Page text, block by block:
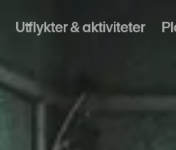
Utflykter & aktiviteter